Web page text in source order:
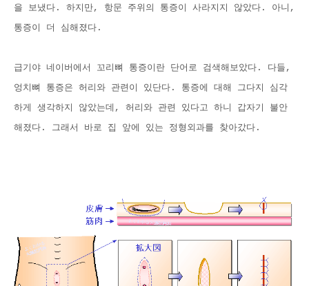
을 보냈다. 하지만, 항문 주위의 통증이 사라지지 않았다. 아니,
통증이 더 심해졌다.
급기야 네이버에서 꼬리뼈 통증이란 단어로 검색해보았다. 다들,
엉치뼈 통증은 허리와 관련이 있단다. 통증에 대해 그다지 심각
하게 생각하지 않았는데, 허리와 관련 있다고 하니 갑자기 불안
해졌다. 그래서 바로 집 앞에 있는 정형외과를 찾아갔다.